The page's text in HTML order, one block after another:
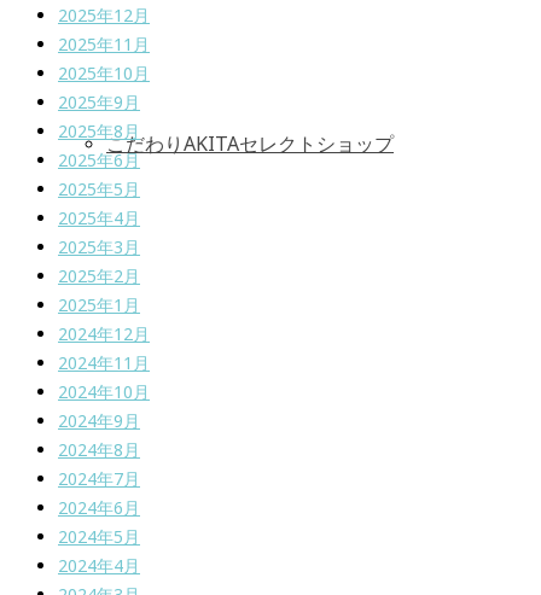
こだわりAKITAセレクトショップ
2025年12月
2025年11月
2025年10月
2025年9月
2025年8月
2025年6月
2025年5月
2025年4月
2025年3月
2025年2月
2025年1月
2024年12月
2024年11月
2024年10月
2024年9月
2024年8月
2024年7月
2024年6月
2024年5月
2024年4月